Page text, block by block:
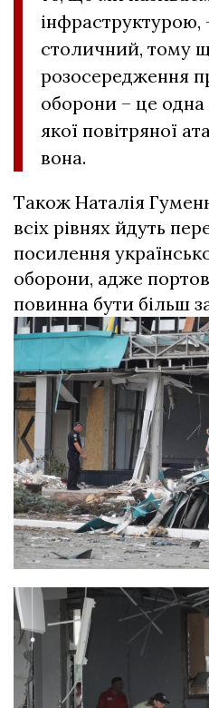
інфраструктурою,
столичний, тому
розосередження
оборони – це одна
якої повітряної
вона.
Також Наталія
всіх рівнях йдуть
посилення
оборони, адже
повинна бути більш